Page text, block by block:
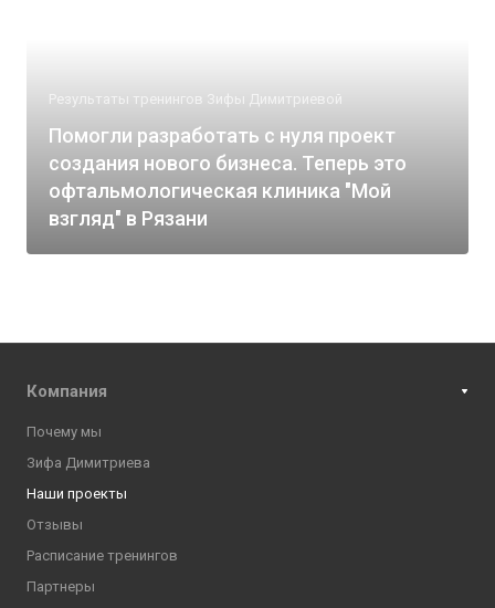
Результаты тренингов Зифы Димитриевой
Помогли разработать с нуля проект
создания нового бизнеса. Теперь это
офтальмологическая клиника "Мой
взгляд" в Рязани
Компания
Почему мы
Зифа Димитриева
Наши проекты
Отзывы
Расписание тренингов
Партнеры